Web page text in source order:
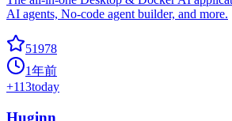
AI agents, No-code agent builder, and more.
51978
1年前
+113today
Huginn